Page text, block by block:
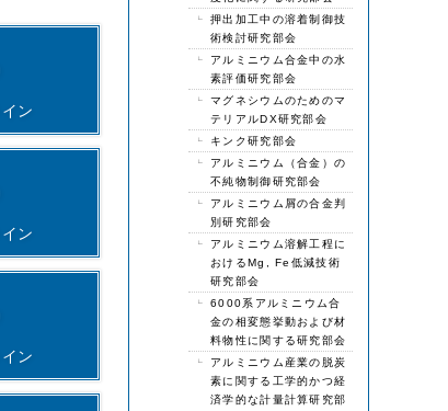
ン
ン
ン
押出加工中の溶着制御技
術検討研究部会
アルミニウム合金中の水
素評価研究部会
マグネシウムのためのマ
テリアルDX研究部会
キンク研究部会
アルミニウム（合金）の
不純物制御研究部会
アルミニウム屑の合金判
別研究部会
アルミニウム溶解工程に
おけるMg, Fe低減技術
研究部会
6000系アルミニウム合
金の相変態挙動および材
料物性に関する研究部会
アルミニウム産業の脱炭
素に関する工学的かつ経
済学的な計量計算研究部